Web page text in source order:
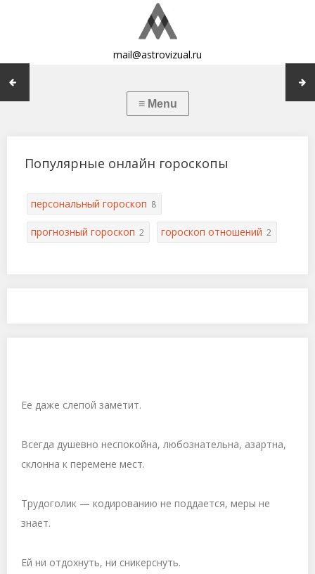
mail@astrovizual.ru
Популярные онлайн гороскопы
персональный гороскоп 8
прогнозный гороскоп 2 гороскоп отношений 2
Ее даже слепой заметит.
Всегда душевно неспокойна, любознательна, азартна,
склонна к перемене мест.
Трудоголик — кодированию не поддается, меры не
знает.
Ей ни отдохнуть, ни сникерснуть.